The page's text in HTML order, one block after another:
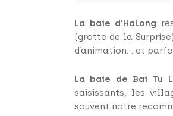
La baie d’Halong
(grotte de la
d’animation… et
La baie de Bai Tu
saisissants, les
souvent notre